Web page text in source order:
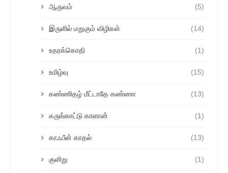
ஆருவம் (5)
இருளில் மறுகும் விழிகள் (14)
உதரக்கொதி (1)
உமிழ்வு (15)
கண்ணிதழ் மீட்டாதே கண்ணா (13)
கருங்காட்டு காளான் (1)
காஃபீன் காதல் (13)
குளிறு (1)